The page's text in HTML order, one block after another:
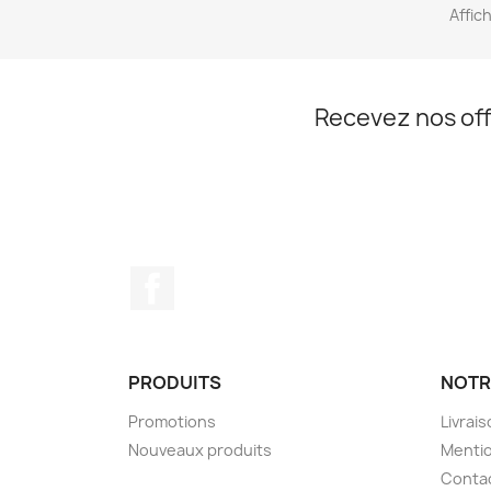
Recevez nos
PRODUITS
Promotions
Nouveaux produits